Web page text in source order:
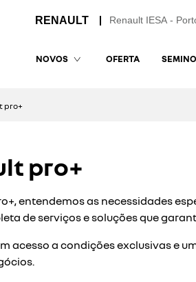
Renault IESA -
NOVOS OFERTA
pro+
pro+
entendemos as necessidades
de serviços e soluções que
acesso a condições exclusivas e